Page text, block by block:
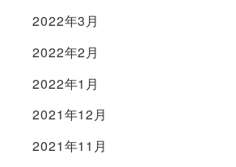
2022年3月
2022年2月
2022年1月
2021年12月
2021年11月